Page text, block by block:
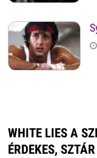
WHITE LIES A
ÉRDEKES, SZTÁR